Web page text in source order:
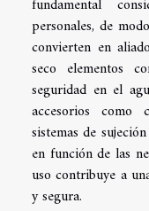
fundamental
personales, de
convierten en
seco elementos
seguridad en el
accesorios como
sistemas de
en función de las
uso contribuye a
y segura.